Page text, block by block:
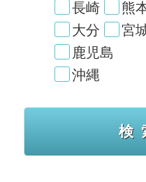
長崎
熊
大分
宮
鹿児島
沖縄